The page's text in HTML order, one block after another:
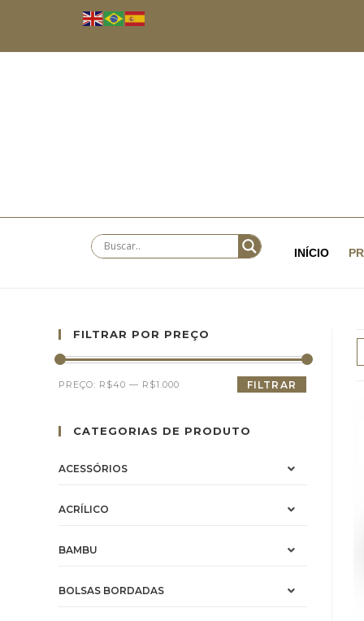
INÍCIO
FILTRAR POR PREÇO
FILTRAR
PREÇO: R$40 — R$1.000
CATEGORIAS DE PRODUTO
ACESSÓRIOS
ACRÍLICO
BAMBU
BOLSAS BORDADAS